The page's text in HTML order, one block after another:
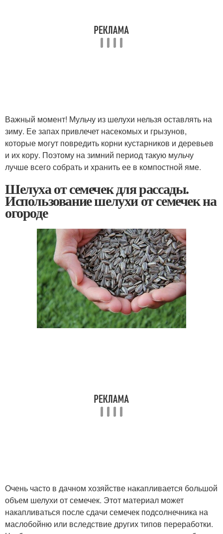
Важный момент! Мульчу из шелухи нельзя оставлять на
зиму. Ее запах привлечет насекомых и грызунов,
которые могут повредить корни кустарников и деревьев
и их кору. Поэтому на зимний период такую мульчу
лучше всего собрать и хранить ее в компостной яме.
Шелуха от семечек для рассады.
Использование шелухи от семечек на
огороде
Очень часто в дачном хозяйстве накапливается большой
объем шелухи от семечек. Этот материал может
накапливаться после сдачи семечек подсолнечника на
маслобойню или вследствие других типов переработки.